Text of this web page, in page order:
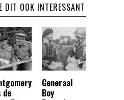
DIT OOK INTERESSANT
de
Generaal
Boy